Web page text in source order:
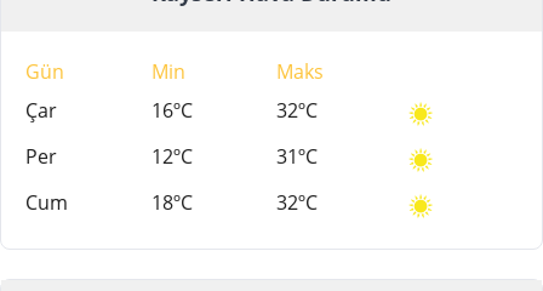
Gün Min
Maks
Çar
16ºC
32ºC
Per
12ºC
31ºC
Cum
18ºC 32ºC